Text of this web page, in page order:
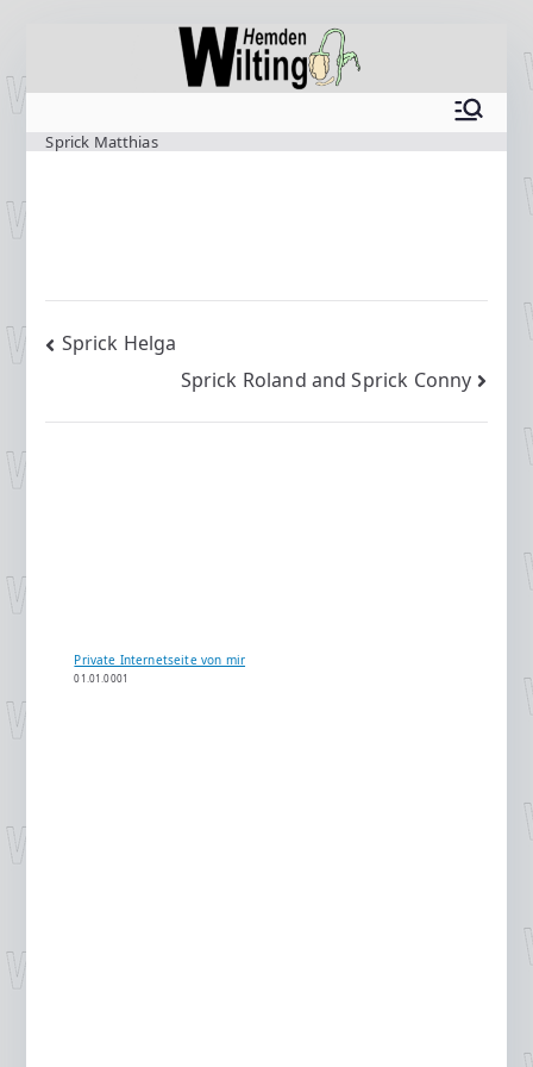
Inhalt
Sprick Matthias
Beitragsnavigation
Sprick Helga
Sprick Roland and Sprick Conny
Private Internetseite von mir
01.01.0001